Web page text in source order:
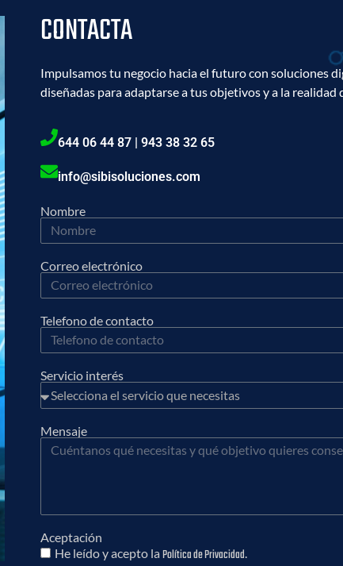
CONTACTA
Impulsamos tu negocio hacia el futuro con soluciones
diseñadas para adaptarse a tus objetivos y a la realidad
644 06 44 87 | 943 38 32 65
info@sibisoluciones.com
Nombre
Correo electrónico
Telefono de contacto
Servicio interés
Mensaje
Aceptación
He leído y acepto laPolítica de Privacidad.